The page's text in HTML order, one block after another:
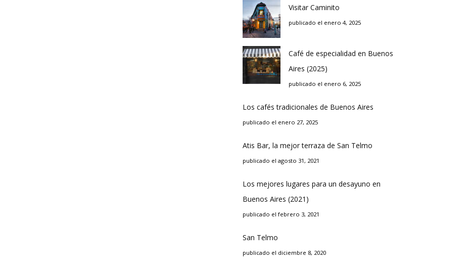
Visitar Caminito
publicado el enero 4, 2025
Café de especialidad en Buenos
Aires (2025)
publicado el enero 6, 2025
Los cafés tradicionales de Buenos Aires
publicado el enero 27, 2025
Atis Bar, la mejor terraza de San Telmo
publicado el agosto 31, 2021
Los mejores lugares para un desayuno en
Buenos Aires (2021)
publicado el febrero 3, 2021
San Telmo
publicado el diciembre 8, 2020